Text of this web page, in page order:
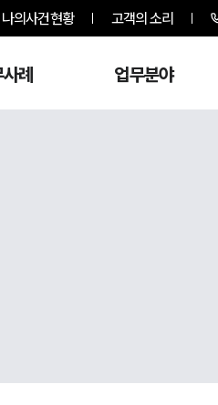
나의사건현황 고객의 소리
례 업무분야